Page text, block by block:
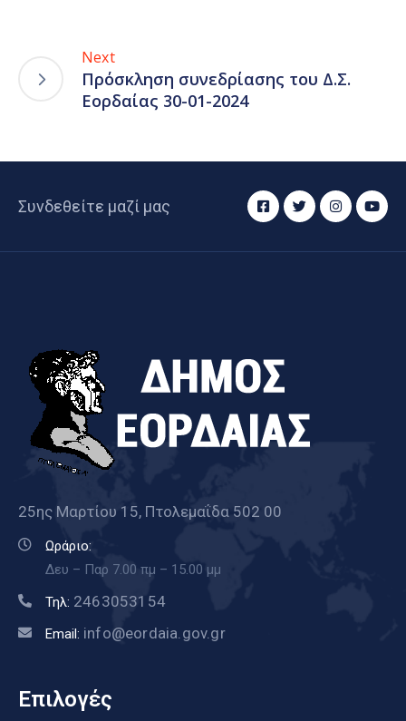
Next
Πρόσκληση συνεδρίασης του Δ.Σ.
Εορδαίας 30-01-2024
Συνδεθείτε μαζί μας
25ης Μαρτίου 15, Πτολεμαΐδα 502 00
Ωράριο:
Δευ – Παρ 7.00 πμ – 15.00 μμ
Τηλ: 2463053154
Email: info@eordaia.gov.gr
Επιλογές